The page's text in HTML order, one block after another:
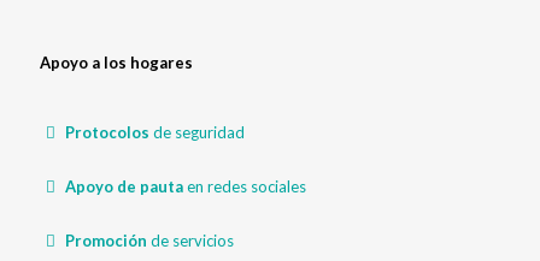
Apoyo a los hogares
Protocolos de seguridad
Apoyo de pautaen redes sociales
Promoción de servicios